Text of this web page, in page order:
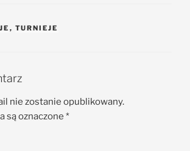
, TURNIEJE
nie zostanie opublikowany.
są oznaczone *